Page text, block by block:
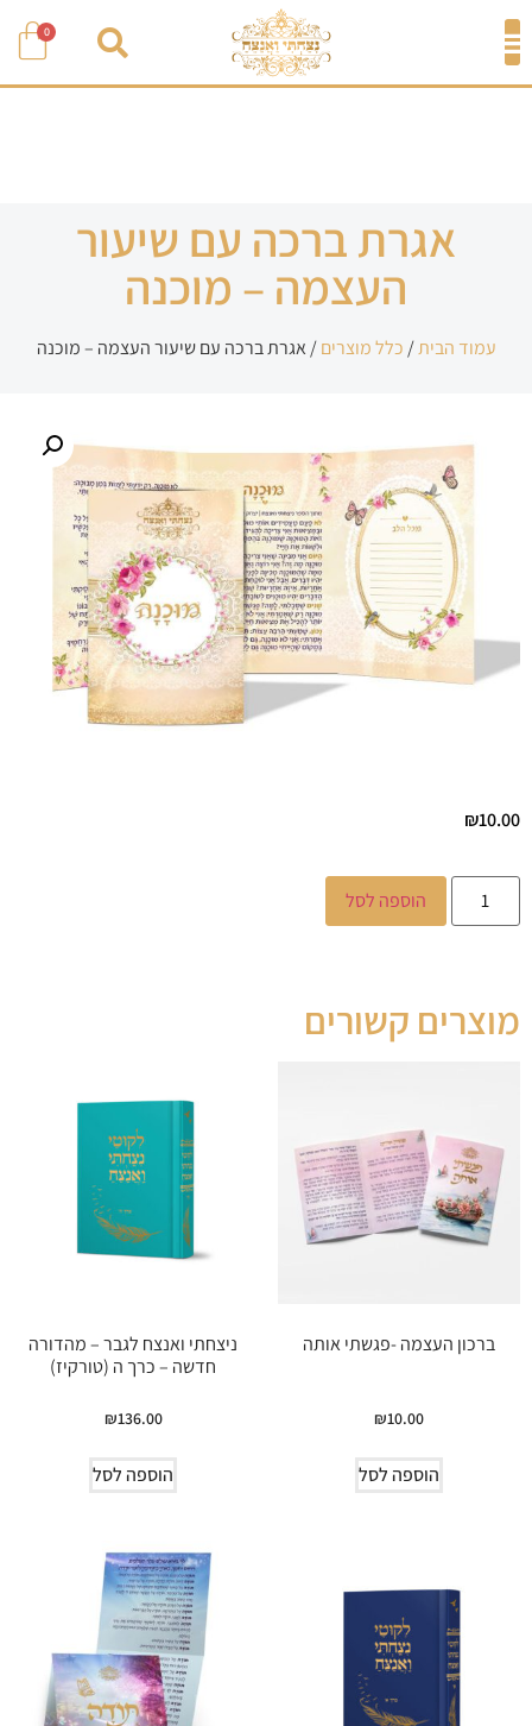
0
אגרת ברכה עם שיעור
העצמה – מוכנה
עמוד הבית/ כלל מוצרים/ אגרת ברכה עם שיעור העצמה – מוכנה
₪10.00
הוספה לסל
מוצרים קשורים
ברכון העצמה -פגשתי אותה
₪10.00
הוספה לסל
ניצחתי ואנצח לגבר – מהדורה
חדשה – כרך ה (טורקיז)
₪136.00
הוספה לסל